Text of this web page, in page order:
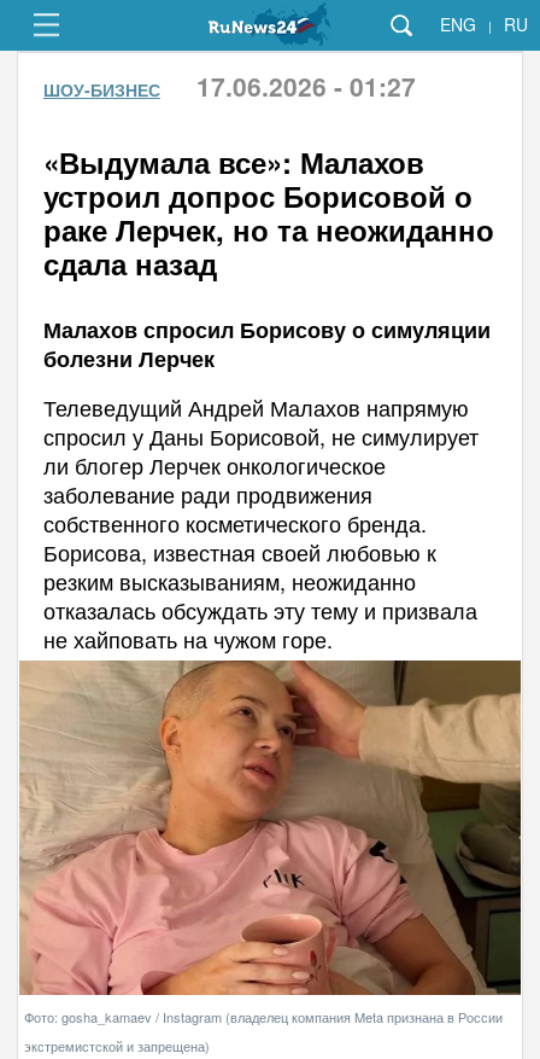
ENG | RU
ШОУ-БИЗНЕС 17.06.2026 - 01:27
«Выдумала все»: Малахов
устроил допрос Борисовой о
раке Лерчек, но та неожиданно
сдала назад
Малахов спросил Борисову о симуляции
болезни Лерчек
Телеведущий Андрей Малахов напрямую
спросил у Даны Борисовой, не симулирует
ли блогер Лерчек онкологическое
заболевание ради продвижения
собственного косметического бренда.
Борисова, известная своей любовью к
резким высказываниям, неожиданно
отказалась обсуждать эту тему и призвала
не хайповать на чужом горе.
Фото: gosha_kamaev / Instagram (владелец компания Meta признана в России
экстремистской и запрещена)